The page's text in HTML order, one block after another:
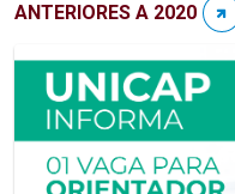
ANTERIORES A 2020